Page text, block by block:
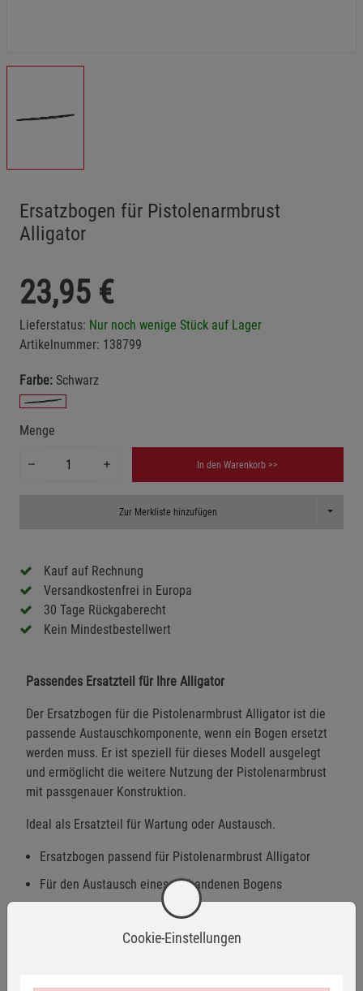
Ersatzbogen für Pistolenarmbrust
Alligator
23,95 €
Lieferstatus: Nur noch wenige Stück auf Lager
Artikelnummer: 138799
Farbe: Schwarz
Menge
In den Warenkorb >>
Zur Merkliste hinzufügen Toggle
Kauf auf Rechnung
Versandkostenfrei in Europa
30 Tage Rückgaberecht
Kein Mindestbestellwert
Passendes Ersatzteil für Ihre Alligator
Der Ersatzbogen für die Pistolenarmbrust Alligator ist die
passende Austauschkomponente, wenn ein Bogen ersetzt
werden muss. Er ist speziell für dieses Modell ausgelegt
und ermöglicht die weitere Nutzung der Pistolenarmbrust
mit passgenauer Konstruktion.
Ideal als Ersatzteil für Wartung oder Austausch.
Ersatzbogen passend für Pistolenarmbrust Alligator
Für den Austausch eines vorhandenen Bogens
Passgenaues Zubehörteil
Cookie-Einstellungen